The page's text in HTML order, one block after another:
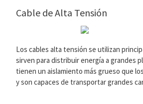
Cable de Alta Tensión
Los cables alta tensión se utilizan
sirven para distribuir energía a grandes
tienen un aislamiento más grueso que
y son capaces de transportar grandes